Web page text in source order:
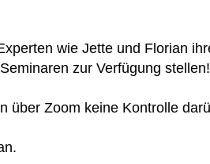
wie Jette und Florian
zur Verfügung stellen!
über Zoom keine Kontrolle